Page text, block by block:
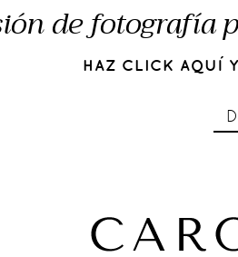
de fotografía
HAZ CLICK AQUÍ